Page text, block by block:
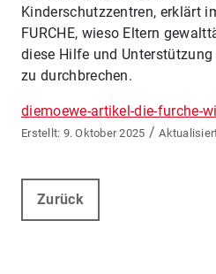
Kinderschutzzentren, erklärt
FURCHE, wieso Eltern
diese Hilfe und
zu durchbrechen.
diemoewe-artikel-die-furche-
9. Oktober 2025 /
Zurück